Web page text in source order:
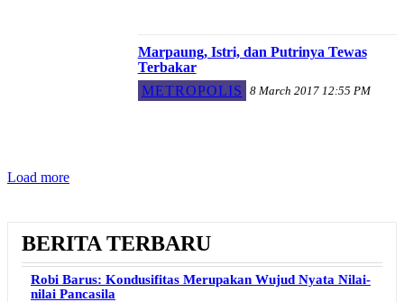
Marpaung, Istri, dan Putrinya Tewas
Terbakar
METROPOLIS
8 March 2017 12:55 PM
Load more
BERITA TERBARU
Robi Barus: Kondusifitas Merupakan Wujud Nyata Nilai-
nilai Pancasila